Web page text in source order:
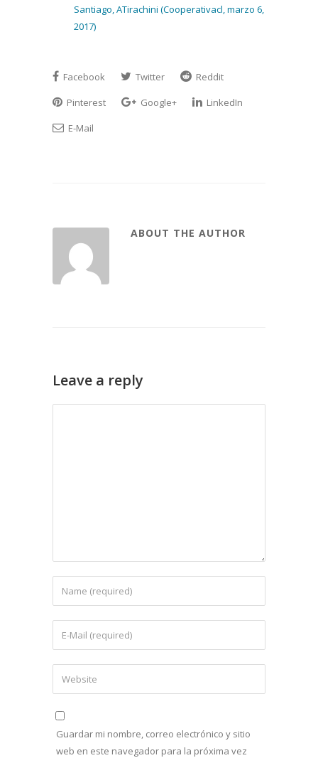
Santiago, ATirachini (Cooperativacl, marzo 6,
2017)
Facebook Twitter
Reddit
Pinterest
Google+
LinkedIn
E-Mail
ABOUT THE AUTHOR
Leave a reply
Guardar mi nombre, correo electrónico y sitio
web en este navegador para la próxima vez